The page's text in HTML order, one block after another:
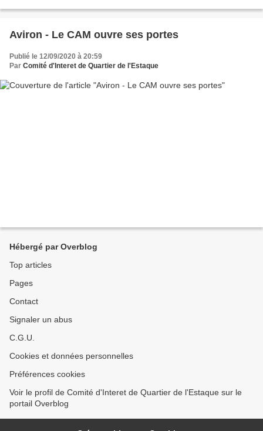
Aviron - Le CAM ouvre ses portes
Publié le 12/09/2020 à 20:59
Par Comité d'Interet de Quartier de l'Estaque
Hébergé par Overblog
Top articles
Pages
Contact
Signaler un abus
C.G.U.
Cookies et données personnelles
Préférences cookies
Voir le profil de Comité d'Interet de Quartier de l'Estaque sur le
portail Overblog